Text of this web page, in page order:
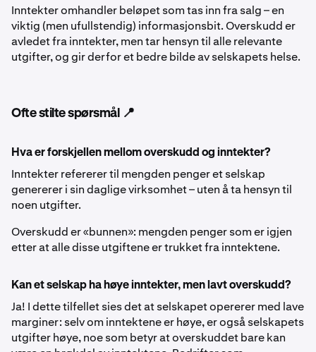
Inntekter omhandler beløpet som tas inn fra salg – en
viktig (men ufullstendig) informasjonsbit. Overskudd er
avledet fra inntekter, men tar hensyn til alle relevante
utgifter, og gir derfor et bedre bilde av selskapets helse.
Ofte stilte spørsmål 📍
Hva er forskjellen mellom overskudd og inntekter?
Inntekter refererer til mengden penger et selskap
genererer i sin daglige virksomhet – uten å ta hensyn til
noen utgifter.
Overskudd er «bunnen»: mengden penger som er igjen
etter at alle disse utgiftene er trukket fra inntektene.
Kan et selskap ha høye inntekter, men lavt overskudd?
Ja! I dette tilfellet sies det at selskapet opererer med lave
marginer: selv om inntektene er høye, er også selskapets
utgifter høye, noe som betyr at overskuddet bare kan